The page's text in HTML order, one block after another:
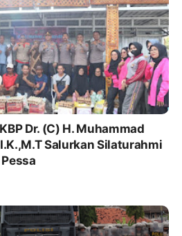
Dr. (C) H. Muhammad
Salurkan Silaturahmi